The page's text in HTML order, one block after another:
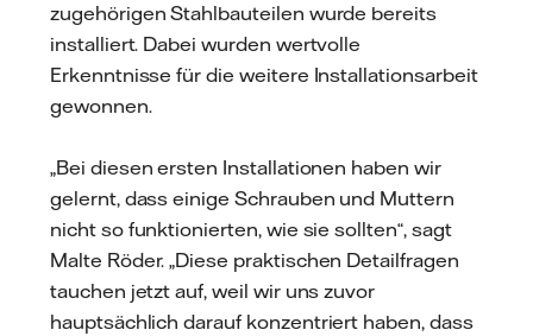
zugehörigen Stahlbauteilen wurde bereits
installiert. Dabei wurden wertvolle
Erkenntnisse für die weitere Installationsarbeit
gewonnen.
„Bei diesen ersten Installationen haben wir
gelernt, dass einige Schrauben und Muttern
nicht so funktionierten, wie sie sollten“, sagt
Malte Röder. „Diese praktischen Detailfragen
tauchen jetzt auf, weil wir uns zuvor
hauptsächlich darauf konzentriert haben, dass